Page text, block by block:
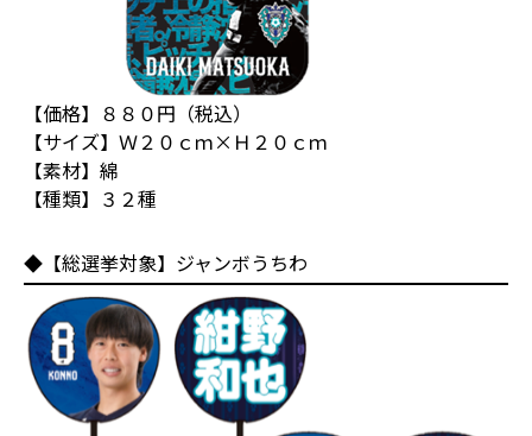
【価格】８８０円（税込）
【サイズ】Ｗ２０ｃｍ×Ｈ２０ｃｍ
【素材】綿
【種類】３２種
◆【総選挙対象】ジャンボうちわ